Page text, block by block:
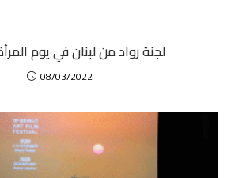
لجنة رواد من لبنان في يوم
08/03/2022